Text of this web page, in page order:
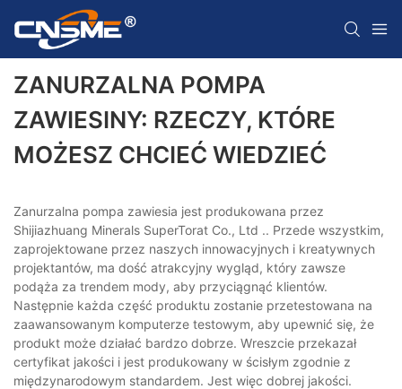
ZANURZALNA POMPA
ZAWIESINY: RZECZY, KTÓRE
MOŻESZ CHCIEĆ WIEDZIEĆ
Zanurzalna pompa zawiesia jest produkowana przez
Shijiazhuang Minerals SuperTorat Co., Ltd .. Przede wszystkim,
zaprojektowane przez naszych innowacyjnych i kreatywnych
projektantów, ma dość atrakcyjny wygląd, który zawsze
podąża za trendem mody, aby przyciągnąć klientów.
Następnie każda część produktu zostanie przetestowana na
zaawansowanym komputerze testowym, aby upewnić się, że
produkt może działać bardzo dobrze. Wreszcie przekazał
certyfikat jakości i jest produkowany w ścisłym zgodnie z
międzynarodowym standardem. Jest więc dobrej jakości.